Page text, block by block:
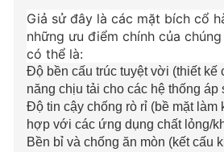
Giả sử đây là các mặt bích cổ
những ưu điểm chính của
có thể là:
Độ bền cấu trúc tuyệt vời (thiết kế
năng chịu tải cho các hệ thống áp
Độ tin cậy chống rò rỉ (bề mặt làm
hợp với các ứng dụng chất lỏng/
Bền bỉ và chống ăn mòn (kết cấu